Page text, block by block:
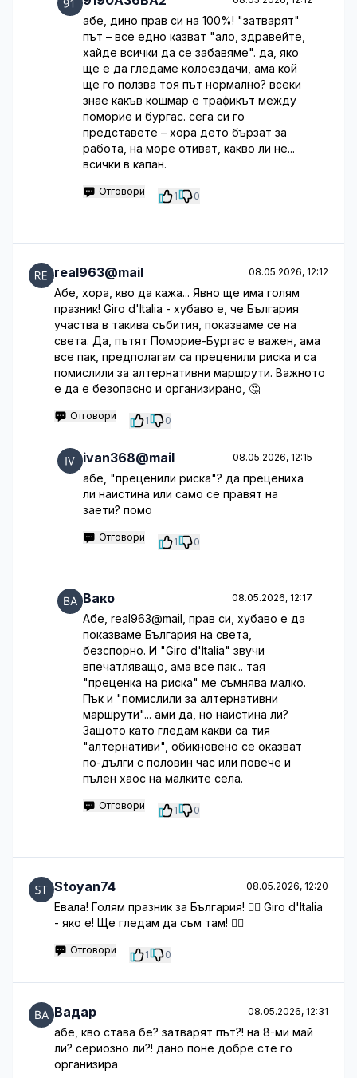
абе, дино прав си на 100%! "затварят"
път – все едно казват "ало, здравейте,
хайде всички да се забавяме". да, яко
ще е да гледаме колоездачи, ама кой
ще го ползва тоя път нормално? всеки
знае какъв кошмар е трафикът между
поморие и бургас. сега си го
представете – хора дето бързат за
работа, на море отиват, какво ли не...
всички в капан.
Отговори 1 0
real963@mail 08.05.2026, 12:12
Абе, хора, кво да кажа... Явно ще има голям
празник! Giro d'Italia - хубаво е, че България
участва в такива събития, показваме се на
света. Да, пътят Поморие-Бургас е важен, ама
все пак, предполагам са преценили риска и са
помислили за алтернативни маршрути. Важното
е да е безопасно и организирано, 🤔
Отговори 1 0
ivan368@mail 08.05.2026, 12:15
абе, "преценили риска"? да прецениха
ли наистина или само се правят на
заети? помо
Отговори 1 0
Вако 08.05.2026, 12:17
Абе, real963@mail, прав си, хубаво е да
показваме България на света,
безспорно. И "Giro d'Italia" звучи
впечатляващо, ама все пак... тая
"преценка на риска" ме съмнява малко.
Пък и "помислили за алтернативни
маршрути"... ами да, но наистина ли?
Защото като гледам какви са тия
"алтернативи", обикновено се оказват
по-дълги с половин час или повече и
пълен хаос на малките села.
Отговори 1 0
Stoyan74 08.05.2026, 12:20
Евала! Голям празник за България! 👍🏼 Giro d'Italia
- яко е! Ще гледам да съм там! 🚴‍♀️
Отговори 1 0
Вадар 08.05.2026, 12:31
абе, кво става бе? затварят път?! на 8-ми май
ли? сериозно ли?! дано поне добре сте го
организира